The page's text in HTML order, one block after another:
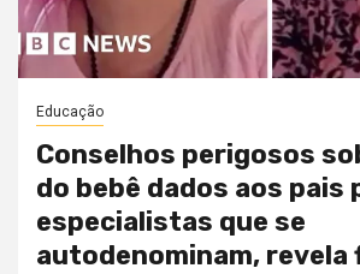
Educação
Conselhos perigosos
do bebê dados aos pais
especialistas que se
autodenominam, revela